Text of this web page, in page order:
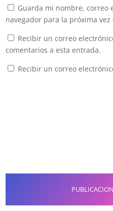
Guarda mi nombre, correo
navegador para la próxima
Recibir un correo
comentarios a esta entrada.
Recibir un correo